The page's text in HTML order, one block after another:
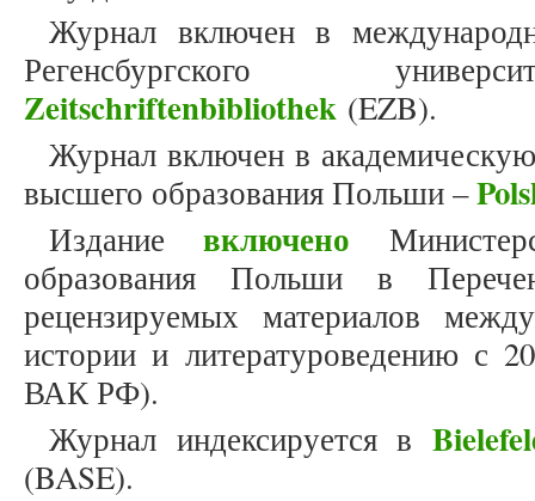
Журнал включен в
Регенсбургского
Zeitschriftenbibliothek (EZB).
Журнал включен в
высшего образования Польши –
Издание включено
образования Польши в
рецензируемых материалов
истории и литературоведению с
ВАК РФ).
Журнал индексируется в
(BASE).